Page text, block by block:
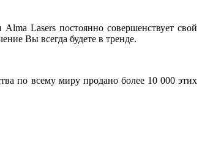
Lasers постоянно совершенствует свой
Вы всегда будете в тренде.
по всему миру продано более 10 000 этих